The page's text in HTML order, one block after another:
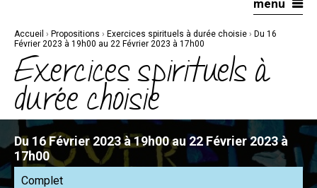
navigation
menu
Accueil › Propositions › Exercices spirituels à durée choisie › Du 16
Février 2023 à 19h00 au 22 Février 2023 à 17h00
Exercices spirituels à
durée choisie
Du 16 Février 2023 à 19h00 au 22 Février 2023 à
17h00
Complet